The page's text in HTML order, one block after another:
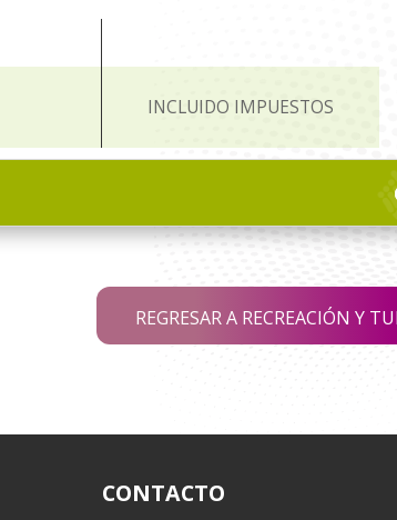
INCLUIDO IMPUESTOS
REGRESAR A RECREACIÓN Y
CONTACTO